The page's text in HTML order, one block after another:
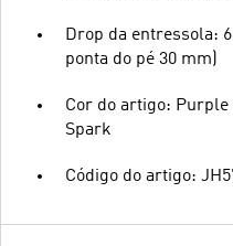
Drop da entressola:
ponta do pé 30 mm)
Cor do artigo:
Spark
Código do artigo: